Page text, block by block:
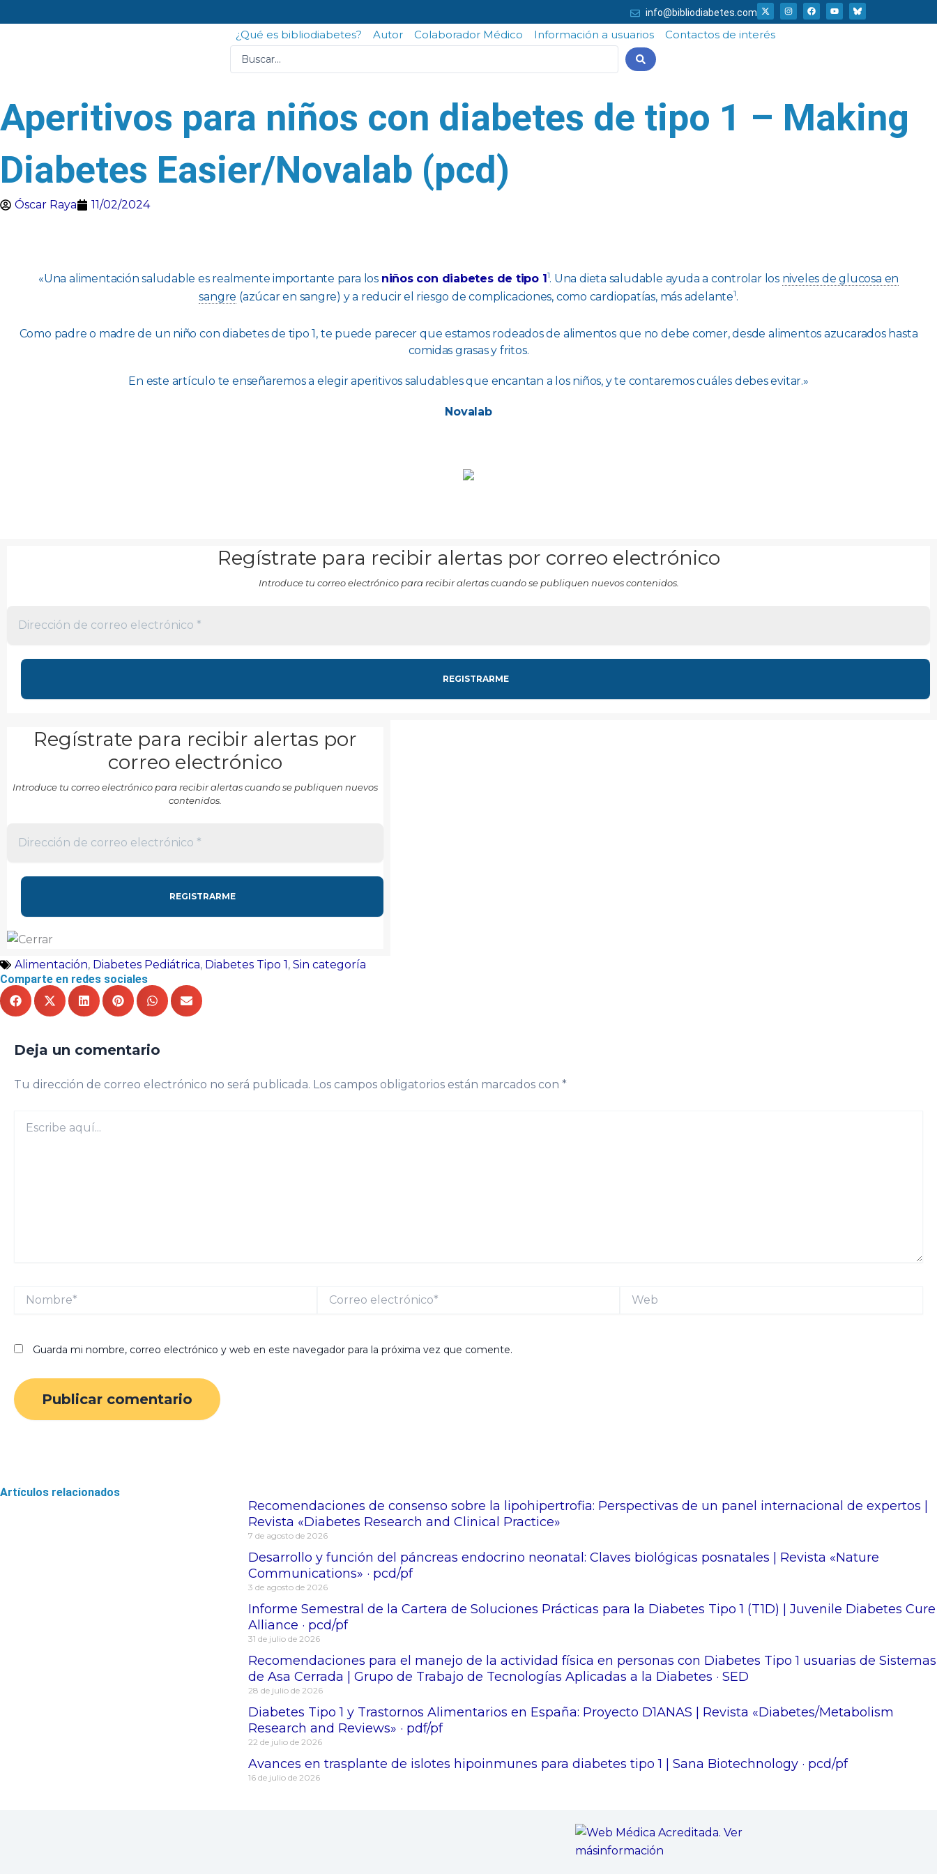
al
info@bibliodiabetes.com
X
-
t
w
i
I
n
s
F
a
c
Y
o
u
¿Qué es bibliodiabetes? Autor Colaborador Médico Información a usuarios Contactos de interés
Aperitivos para niños con diabetes de tipo 1 – Making
Diabetes Easier/Novalab (pcd)
Óscar Raya 11/02/2024
«Una alimentación saludable es realmente importante para los niños con diabetes de tipo 11. Una dieta saludable ayuda a controlar los niveles de glucosa en
sangre (azúcar en sangre) y a reducir el riesgo de complicaciones, como cardiopatías, más adelante1.
Como padre o madre de un niño con diabetes de tipo 1, te puede parecer que estamos rodeados de alimentos que no debe comer, desde alimentos azucarados hasta
comidas grasas y fritos.
En este artículo te enseñaremos a elegir aperitivos saludables que encantan a los niños, y te contaremos cuáles debes evitar.»
Novalab
Regístrate para recibir alertas por correo electrónico
Introduce tu correo electrónico para recibir alertas cuando se publiquen nuevos contenidos.
Regístrate para recibir alertas por
correo electrónico
Introduce tu correo electrónico para recibir alertas cuando se publiquen nuevos
contenidos.
Alimentación, Diabetes Pediátrica, Diabetes Tipo 1, Sin categoría
Comparte en redes sociales
Deja un comentario
Tu dirección de correo electrónico no será publicada. Los campos obligatorios están marcados con *
aquí...
Nombre*
electrónico*
Guarda mi nombre, correo electrónico y web en este navegador para la próxima vez que comente.
Artículos relacionados
Recomendaciones de consenso sobre la lipohipertrofia: Perspectivas de un panel internacional de expertos |
Revista «Diabetes Research and Clinical Practice»
7 de agosto de 2026
Desarrollo y función del páncreas endocrino neonatal: Claves biológicas posnatales | Revista «Nature
Communications» · pcd/pf
3 de agosto de 2026
Informe Semestral de la Cartera de Soluciones Prácticas para la Diabetes Tipo 1 (T1D) | Juvenile Diabetes Cure
Alliance · pcd/pf
31 de julio de 2026
Recomendaciones para el manejo de la actividad física en personas con Diabetes Tipo 1 usuarias de Sistemas
de Asa Cerrada | Grupo de Trabajo de Tecnologías Aplicadas a la Diabetes · SED
28 de julio de 2026
Diabetes Tipo 1 y Trastornos Alimentarios en España: Proyecto D1ANAS | Revista «Diabetes/Metabolism
Research and Reviews» · pdf/pf
22 de julio de 2026
Avances en trasplante de islotes hipoinmunes para diabetes tipo 1 | Sana Biotechnology · pcd/pf
16 de julio de 2026